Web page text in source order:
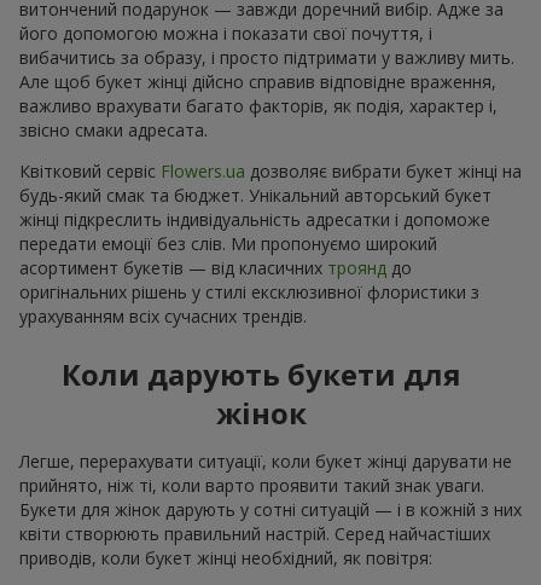
витончений подарунок — завжди доречний вибір. Адже за
його допомогою можна і показати свої почуття, і
вибачитись за образу, і просто підтримати у важливу мить.
Але щоб букет жінці дійсно справив відповідне враження,
важливо врахувати багато факторів, як подія, характер і,
звісно смаки адресата.
Квітковий сервіс Flowers.ua дозволяє вибрати букет жінці на
будь-який смак та бюджет. Унікальний авторський букет
жінці підкреслить індивідуальність адресатки і допоможе
передати емоції без слів. Ми пропонуємо широкий
асортимент букетів — від класичних троянд до
оригінальних рішень у стилі ексклюзивної флористики з
урахуванням всіх сучасних трендів.
Коли дарують букети для
жінок
Легше, перерахувати ситуації, коли букет жінці дарувати не
прийнято, ніж ті, коли варто проявити такий знак уваги.
Букети для жінок дарують у сотні ситуацій — і в кожній з них
квіти створюють правильний настрій. Серед найчастіших
приводів, коли букет жінці необхідний, як повітря: